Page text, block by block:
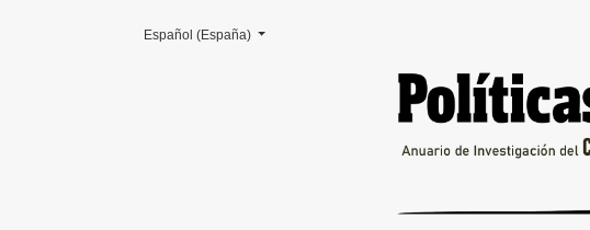
A propósito de Adrián Gorelik, La ciudad
Cambiar el idioma. El actual es:
Español (España)